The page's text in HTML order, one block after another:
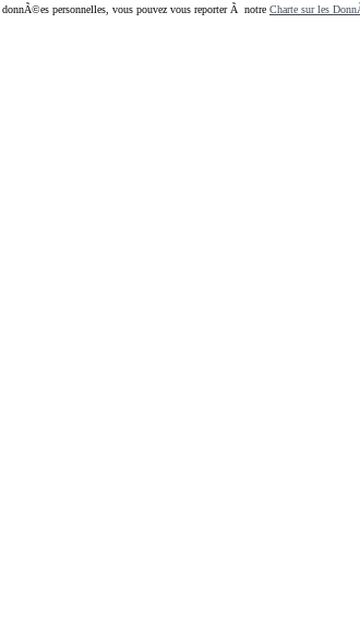
personnelles, vous pouvez vous reporter Ã notre Charte sur les